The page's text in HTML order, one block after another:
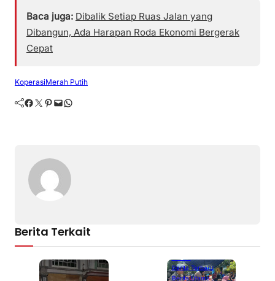
Baca juga: Dibalik Setiap Ruas Jalan yang
Dibangun, Ada Harapan Roda Ekonomi Bergerak
Cepat
KoperasiMerah Putih
Facebook Twitter Pinterest Mail WhatsApp
Berita Terkait
Berita Terbaru
Berita Utama